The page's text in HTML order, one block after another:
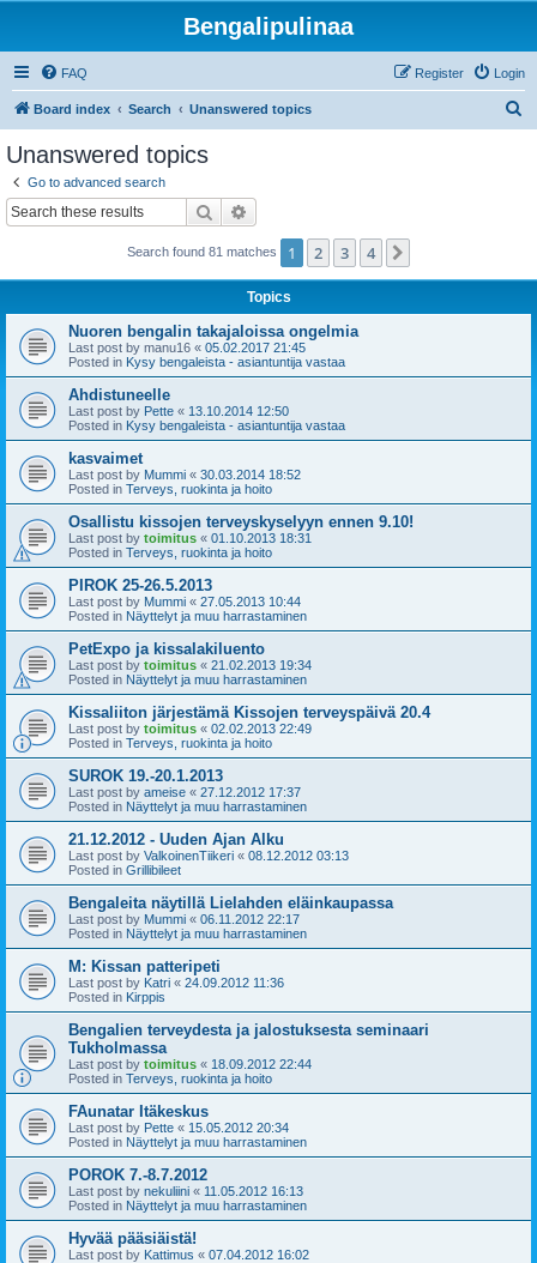
Bengalipulinaa
FAQ Login
Register
Board index Search Unanswered topics
Unanswered topics
Go to advanced search
Search
Search found 81 matches 1 2 3 4
Topics
Nuoren bengalin takajaloissa ongelmia
Last post by manu16 « 05.02.2017 21:45
Posted in Kysy bengaleista - asiantuntija vastaa
Ahdistuneelle
Last post by Pette « 13.10.2014 12:50
Posted in Kysy bengaleista - asiantuntija vastaa
kasvaimet
Last post by Mummi « 30.03.2014 18:52
Posted in Terveys, ruokinta ja hoito
Osallistu kissojen terveyskyselyyn ennen 9.10!
Last post by toimitus « 01.10.2013 18:31
Posted in Terveys, ruokinta ja hoito
PIROK 25-26.5.2013
Last post by Mummi « 27.05.2013 10:44
Posted in Näyttelyt ja muu harrastaminen
PetExpo ja kissalakiluento
Last post by toimitus « 21.02.2013 19:34
Posted in Näyttelyt ja muu harrastaminen
Kissaliiton järjestämä Kissojen terveyspäivä 20.4
Last post by toimitus « 02.02.2013 22:49
Posted in Terveys, ruokinta ja hoito
SUROK 19.-20.1.2013
Last post by ameise « 27.12.2012 17:37
Posted in Näyttelyt ja muu harrastaminen
21.12.2012 - Uuden Ajan Alku
Last post by ValkoinenTiikeri « 08.12.2012 03:13
Posted in Grillibileet
Bengaleita näytillä Lielahden eläinkaupassa
Last post by Mummi « 06.11.2012 22:17
Posted in Näyttelyt ja muu harrastaminen
M: Kissan patteripeti
Last post by Katri « 24.09.2012 11:36
Posted in Kirppis
Bengalien terveydesta ja jalostuksesta seminaari
Tukholmassa
Last post by toimitus « 18.09.2012 22:44
Posted in Terveys, ruokinta ja hoito
FAunatar Itäkeskus
Last post by Pette « 15.05.2012 20:34
Posted in Näyttelyt ja muu harrastaminen
POROK 7.-8.7.2012
Last post by nekuliini « 11.05.2012 16:13
Posted in Näyttelyt ja muu harrastaminen
Hyvää pääsiäistä!
Last post by Kattimus « 07.04.2012 16:02